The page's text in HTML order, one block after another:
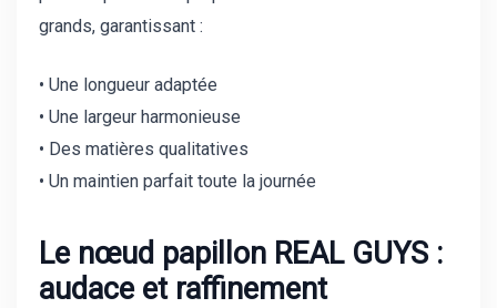
grands, garantissant :
• Une longueur adaptée
• Une largeur harmonieuse
• Des matières qualitatives
• Un maintien parfait toute la journée
Le nœud papillon REAL GUYS :
audace et raffinement